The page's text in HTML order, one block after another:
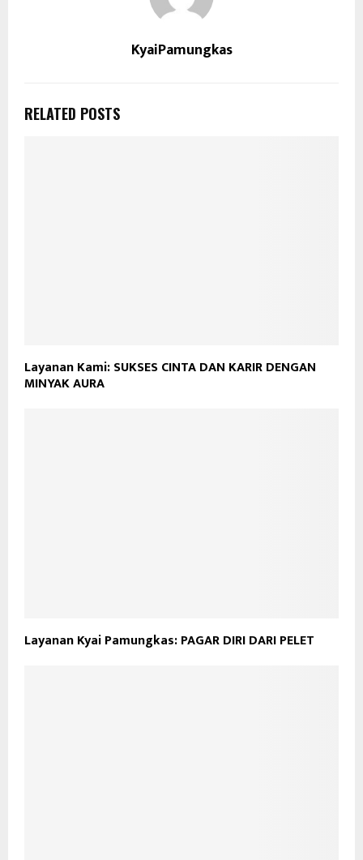
KyaiPamungkas
RELATED POSTS
Layanan Kami: SUKSES CINTA DAN KARIR DENGAN
MINYAK AURA
Layanan Kyai Pamungkas: PAGAR DIRI DARI PELET